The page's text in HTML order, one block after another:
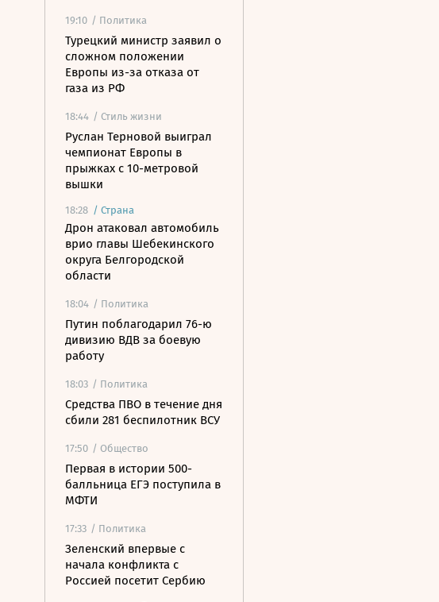
19:10 / Политика
Турецкий министр заявил о
сложном положении
Европы из-за отказа от
газа из РФ
18:44 / Стиль жизни
Руслан Терновой выиграл
чемпионат Европы в
прыжках с 10-метровой
вышки
18:28 / Страна
Дрон атаковал автомобиль
врио главы Шебекинского
округа Белгородской
области
18:04 / Политика
Путин поблагодарил 76-ю
дивизию ВДВ за боевую
работу
18:03 / Политика
Средства ПВО в течение дня
сбили 281 беспилотник ВСУ
17:50 / Общество
Первая в истории 500-
балльница ЕГЭ поступила в
МФТИ
17:33 / Политика
Зеленский впервые с
начала конфликта с
Россией посетит Сербию